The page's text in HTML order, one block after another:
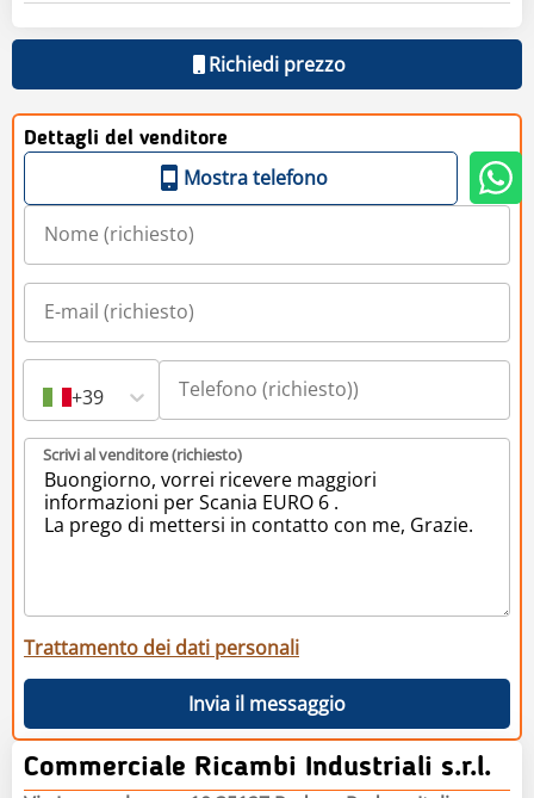
Richiedi prezzo
Dettagli del venditore
Mostra telefono
+39
Scrivi al venditore (richiesto)
Trattamento dei dati personali
Invia il messaggio
Commerciale Ricambi Industriali s.r.l.